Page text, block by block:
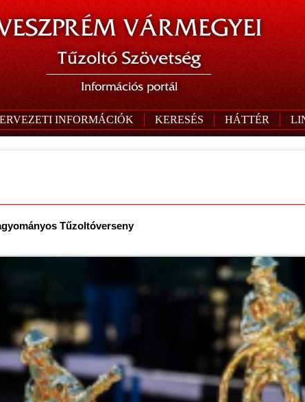
VÁRMEGYEI
Tűzoltó Szövetség
Információs portál
INFORMÁCIÓK KERESÉS HÁTTÉR
Tűzoltóverseny